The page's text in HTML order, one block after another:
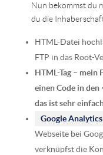
Nun bekommst du
du die
HTML-Datei
FTP in das Root-
HTML-Tag –
einen Code in
das ist sehr
Google Analytics
Webseite bei
verknüpfst die